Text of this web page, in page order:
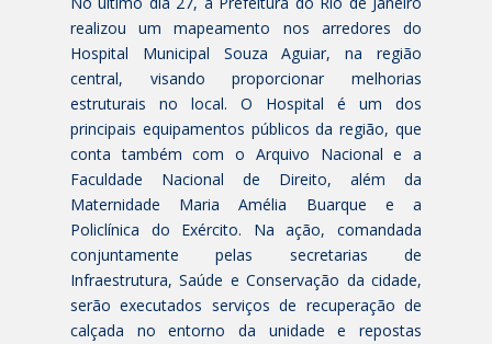
realizou um mapeamento nos arredores do
Hospital Municipal Souza Aguiar, na região
central, visando proporcionar melhorias
estruturais no local. O Hospital é um dos
principais equipamentos públicos da região, que
conta também com o Arquivo Nacional e a
Faculdade Nacional de Direito, além da
Maternidade Maria Amélia Buarque e a
Policlínica do Exército. Na ação, comandada
conjuntamente pelas secretarias de
Infraestrutura, Saúde e Conservação da cidade,
serão executados serviços de recuperação de
calçada no entorno da unidade e repostas